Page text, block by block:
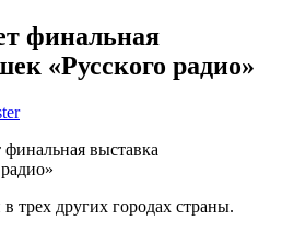
финальная
«Русского радио»
трех других городах страны.